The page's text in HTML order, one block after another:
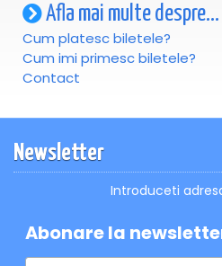
Afla mai multe despre...
Cum platesc biletele?
Cum imi primesc biletele?
Contact
Newsletter
Introduceti
Abonare la